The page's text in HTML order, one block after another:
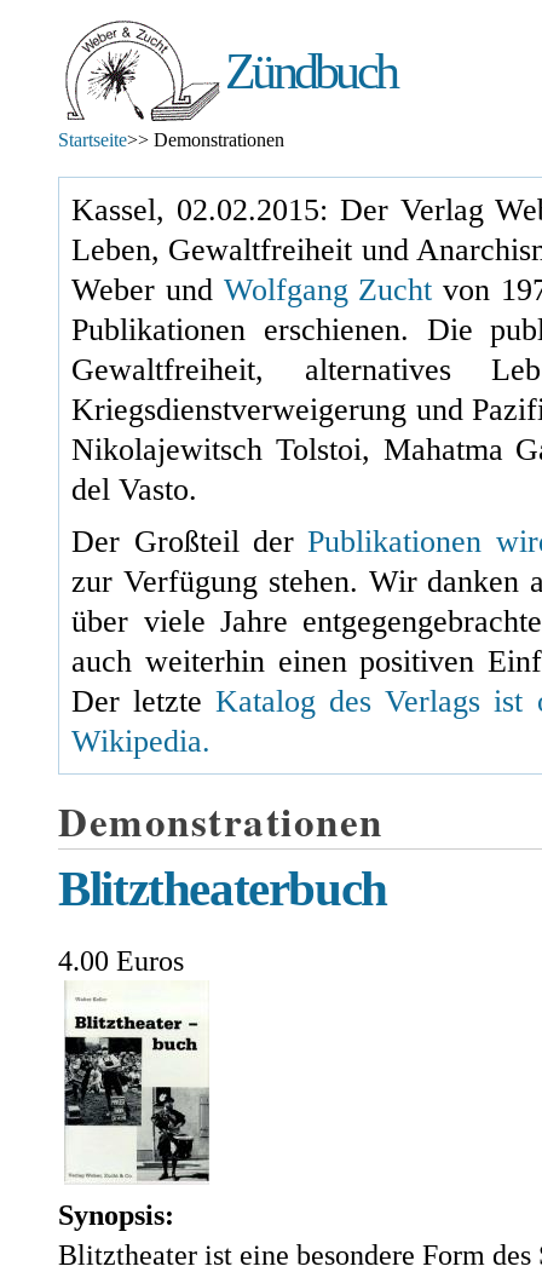
Zündbuch
Startseite>> Demonstrationen
Kassel, 02.02.2015: Der Verlag
Leben, Gewaltfreiheit und
Weber und Wolfgang Zucht von
Publikationen erschienen. Die
Gewaltfreiheit, alternatives
Kriegsdienstverweigerung und
Nikolajewitsch Tolstoi, Mahatma
del Vasto.
Der Großteil derPublikationen
zur Verfügung stehen. Wir danken
über viele Jahre
auch weiterhin einen positiven
Der letzteKatalog des Verlags ist
Wikipedia.
Demonstrationen
Blitztheaterbuch
4.00 Euros
Synopsis:
Blitztheater ist eine besondere Form